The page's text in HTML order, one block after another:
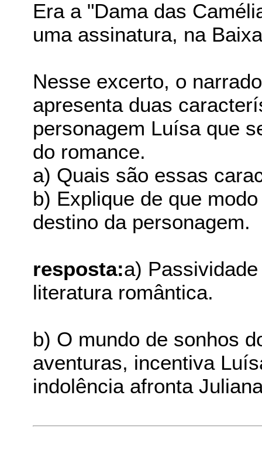
Era a "Dama das
uma assinatura, na
Nesse excerto, o
apresenta duas
personagem Luísa que
do romance.
a) Quais são essas
b) Explique de que
destino da personagem.
resposta:a)
literatura romântica.
b) O mundo de sonhos
aventuras, incentiva
indolência afronta